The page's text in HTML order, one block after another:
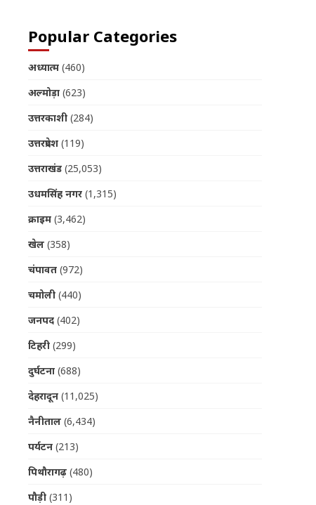
Popular Categories
अध्यात्म(460)
अल्मोड़ा(623)
उत्तरकाशी(284)
उत्तरप्रदेश(119)
उत्तराखंड(25,053)
उधमसिंह नगर(1,315)
क्राइम(3,462)
खेल(358)
चंपावत(972)
चमोली(440)
जनपद(402)
टिहरी(299)
दुर्घटना(688)
देहरादून(11,025)
नैनीताल(6,434)
पर्यटन(213)
पिथौरागढ़(480)
पौड़ी(311)